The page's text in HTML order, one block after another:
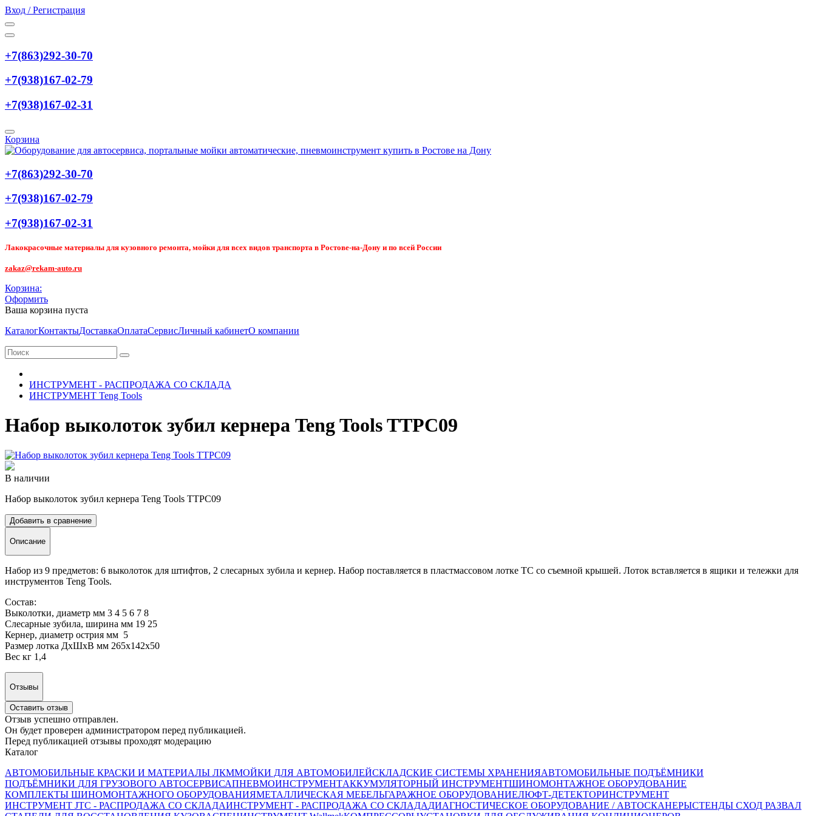
Вход / Регистрация
+7(863)292-30-70
+7(938)167-02-79
+7(938)167-02-31
Корзина
+7(863)292-30-70
+7(938)167-02-79
+7(938)167-02-31
Лакокрасочные материалы для кузовного ремонта, мойки для всех видов транспорта в Ростове-на-Дону и по всей России
zakaz@rekam-auto.ru
Корзина:
Оформить
Ваша корзина пуста
КаталогКонтактыДоставкаОплатаСервисЛичный кабинетО компании
ИНСТРУМЕНТ - РАСПРОДАЖА СО СКЛАДА
ИНСТРУМЕНТ Teng Tools
Набор выколоток зубил кернера Teng Tools TTPC09
В наличии
Набор выколоток зубил кернера Teng Tools TTPC09
Добавить в сравнение
Описание
Набор из 9 предметов: 6 выколоток для штифтов, 2 слесарных зубила и кернер. Набор поставляется в пластмассовом лотке ТС со съемной крышей. Лоток вставляется в ящики и тележки для
инструментов Teng Tools.
Состав:
Выколотки, диаметр мм 3 4 5 6 7 8
Слесарные зубила, ширина мм 19 25
Кернер, диаметр острия мм 5
Размер лотка ДхШхВ мм 265x142x50
Вес кг 1,4
Отзывы
Оставить отзыв
Отзыв успешно отправлен.
Он будет проверен администратором перед публикацией.
Перед публикацией отзывы проходят модерацию
Каталог
АВТОМОБИЛЬНЫЕ КРАСКИ И МАТЕРИАЛЫ ЛКММОЙКИ ДЛЯ АВТОМОБИЛЕЙСКЛАДСКИЕ СИСТЕМЫ ХРАНЕНИЯАВТОМОБИЛЬНЫЕ ПОДЪЁМНИКИ
ПОДЪЁМНИКИ ДЛЯ ГРУЗОВОГО АВТОСЕРВИСАПНЕВМОИНСТРУМЕНТАККУМУЛЯТОРНЫЙ ИНСТРУМЕНТШИНОМОНТАЖНОЕ ОБОРУДОВАНИЕ
КОМПЛЕКТЫ ШИНОМОНТАЖНОГО ОБОРУДОВАНИЯМЕТАЛЛИЧЕСКАЯ МЕБЕЛЬГАРАЖНОЕ ОБОРУДОВАНИЕЛЮФТ-ДЕТЕКТОРИНСТРУМЕНТ
ИНСТРУМЕНТ JTC - РАСПРОДАЖА СО СКЛАДАИНСТРУМЕНТ - РАСПРОДАЖА СО СКЛАДАДИАГНОСТИЧЕСКОЕ ОБОРУДОВАНИЕ / АВТОСКАНЕРЫСТЕНДЫ СХОД РАЗВАЛ